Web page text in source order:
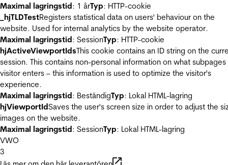
Maximal lagringstid: 1 årTyp: HTTP-cookie
_hjTLDTestRegisters statistical data on users' behaviour on the
website. Used for internal analytics by the website operator.
Maximal lagringstid: SessionTyp: HTTP-cookie
hjActiveViewportIdsThis cookie contains an ID string on the
session. This contains non-personal information on what
visitor enters – this information is used to optimize the visitor's
experience.
Maximal lagringstid: BeständigTyp: Lokal HTML-lagring
hjViewportIdSaves the user's screen size in order to adjust the
images on the website.
Maximal lagringstid: SessionTyp: Lokal HTML-lagring
VWO
3